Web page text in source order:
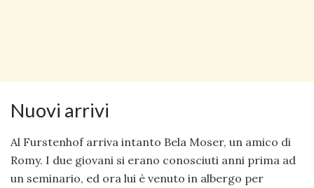
Nuovi arrivi
Al Furstenhof arriva intanto Bela Moser, un amico di
Romy. I due giovani si erano conosciuti anni prima ad
un seminario, ed ora lui è venuto in albergo per